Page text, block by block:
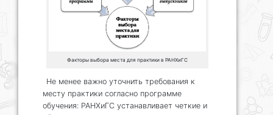
Факторы выбора места для практики в РАНХиГС
Не менее важно уточнить требования к
месту практики согласно программе
обучения: РАНХиГС устанавливает четкие и